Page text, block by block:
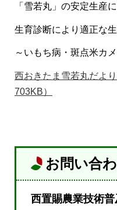
「雪若丸」の安定生産
生育診断により適正な
～いもち病・斑点米カ
西おきたま雪若丸だよ
703KB）
お問い合
西置賜農業技術